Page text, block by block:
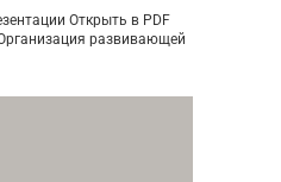
Открыть в PDF
развивающей